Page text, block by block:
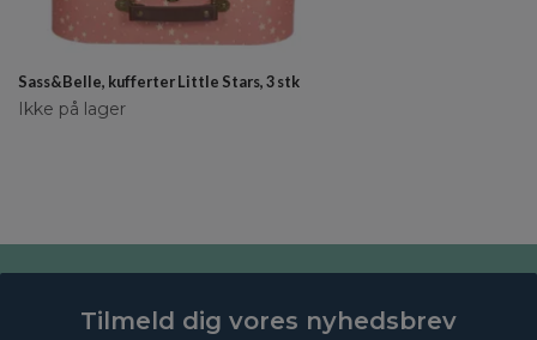
Sass&Belle, kufferter Little Stars, 3 stk
Ikke på lager
Tilmeld dig vores nyhedsbrev